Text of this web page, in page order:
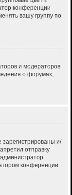
конференции
вашу группу по
и модераторов
о форумах,
и/
отправку
конференции